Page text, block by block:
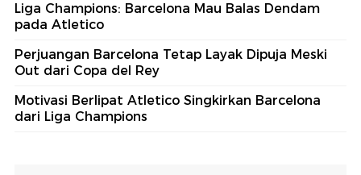
Liga Champions: Barcelona Mau Balas Dendam
pada Atletico
Perjuangan Barcelona Tetap Layak Dipuja Meski
Out dari Copa del Rey
Motivasi Berlipat Atletico Singkirkan Barcelona
dari Liga Champions